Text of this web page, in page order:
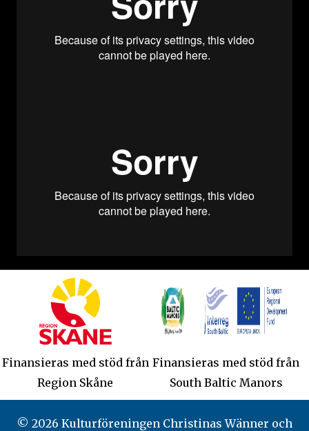
Finansieras med stöd från
Region Skåne
Finansieras med stöd från
South Baltic Manors
© 2026 Kulturföreningen Christinas Wänner och